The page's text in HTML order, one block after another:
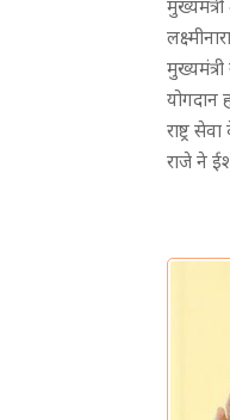
मुख्यमंत्री
योगदान
राष्ट्र
राजे ने